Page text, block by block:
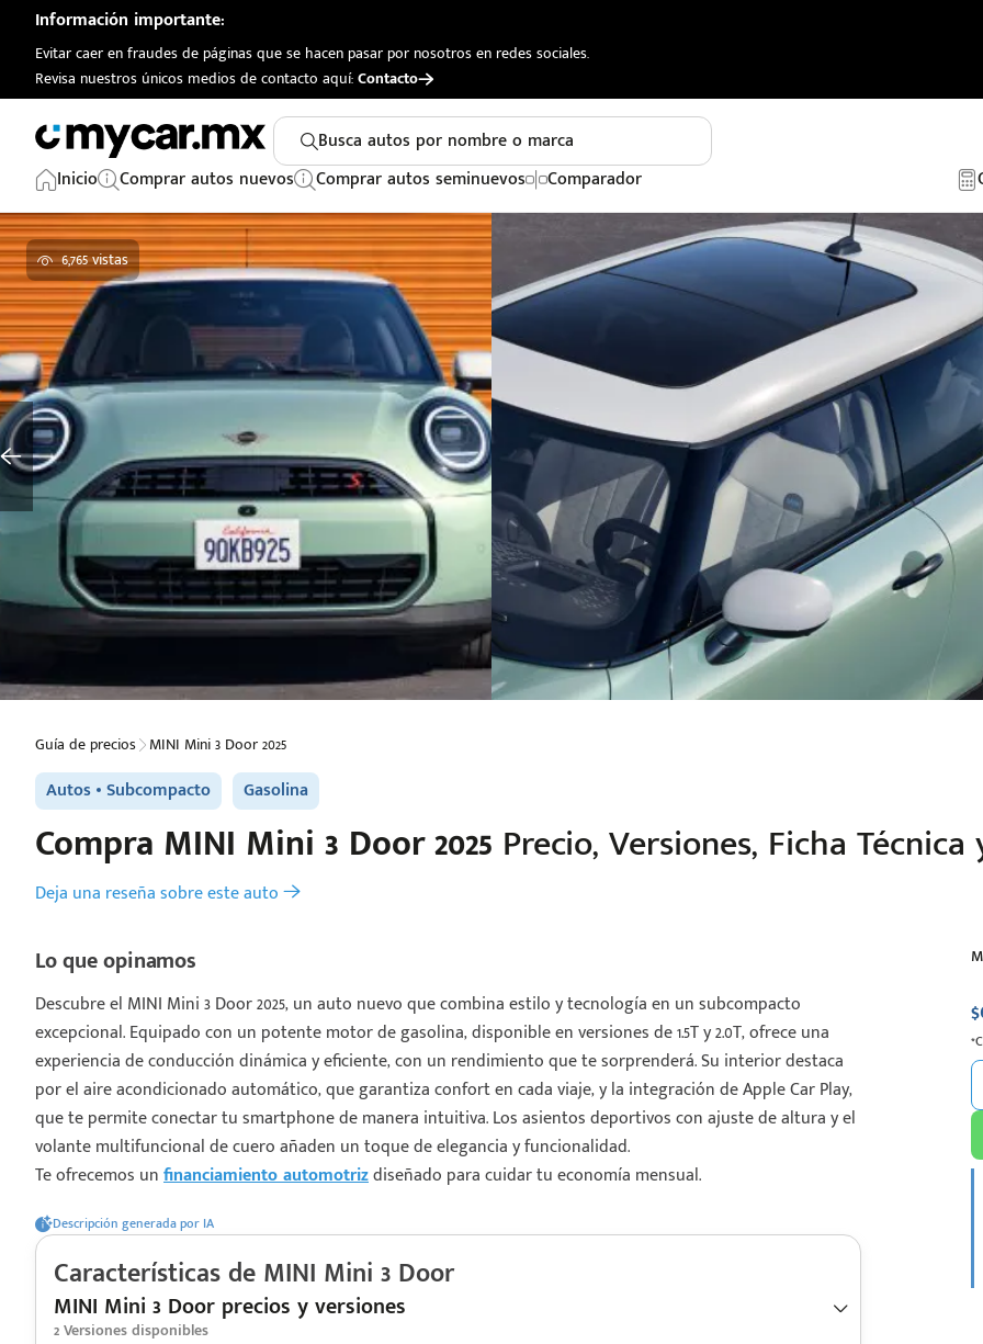
Información importante:
Evitar caer en fraudes de páginas que se hacen pasar por nosotros en redes sociales.
Revisa nuestros únicos medios de contacto aquí:Contacto
Busca autos por nombre o marca
Inicio Comprar autos nuevos Comprar autos seminuevos Comparador
6,765 vistas
Guía de precios MINI Mini 3 Door 2025
Autos Subcompacto Gasolina
Compra MINI Mini 3 Door 2025 Precio, Versiones, Ficha
Deja una reseña sobre este auto
Lo que opinamos
Descubre el MINI Mini 3 Door 2025, un auto nuevo que combina estilo y tecnología en un subcompacto
excepcional. Equipado con un potente motor de gasolina, disponible en versiones de 1.5T y 2.0T, ofrece una
experiencia de conducción dinámica y eficiente, con un rendimiento que te sorprenderá. Su interior destaca
por el aire acondicionado automático, que garantiza confort en cada viaje, y la integración de Apple Car Play,
que te permite conectar tu smartphone de manera intuitiva. Los asientos deportivos con ajuste de altura y el
volante multifuncional de cuero añaden un toque de elegancia y funcionalidad.
Te ofrecemos unfinanciamiento automotrizdiseñado para cuidar tu economía mensual.
Descripción generada por IA
Características de MINI Mini 3 Door
MINI Mini 3 Door precios y versiones
2Versiones disponibles
¡Espera!
enviar tu cotización
conozcas nuestro
Análisis Personalizado
asesor te guiará
para que
la mejor desición.